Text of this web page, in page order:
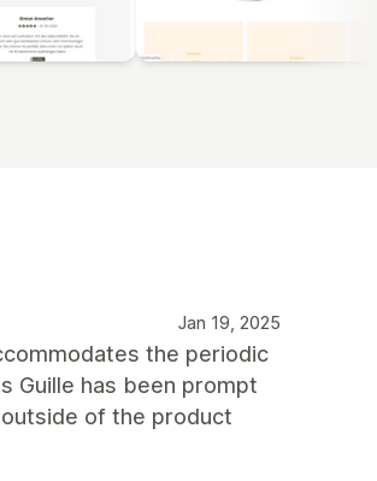
Jan 19, 2025
the periodic
Guille has been prompt
of the product